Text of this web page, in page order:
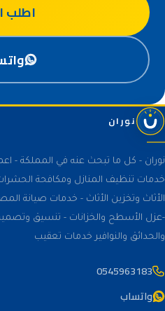
اطلب
نوران
نوران - كل ما تبحث عنه في المملكة -
خدمات تنظيف المنازل ومكافحة
الأثاث وتخزين الأثاث - خدمات صيانة
-عزل الأسطح والخزانات - تنسيق
والحدائق والنوافير خدمات تعقيب
0545963183
واتساب